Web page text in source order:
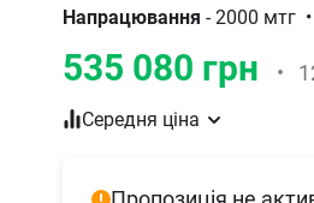
Напрацювання - 2000 мтг •
535 080 грн •
Середня ціна